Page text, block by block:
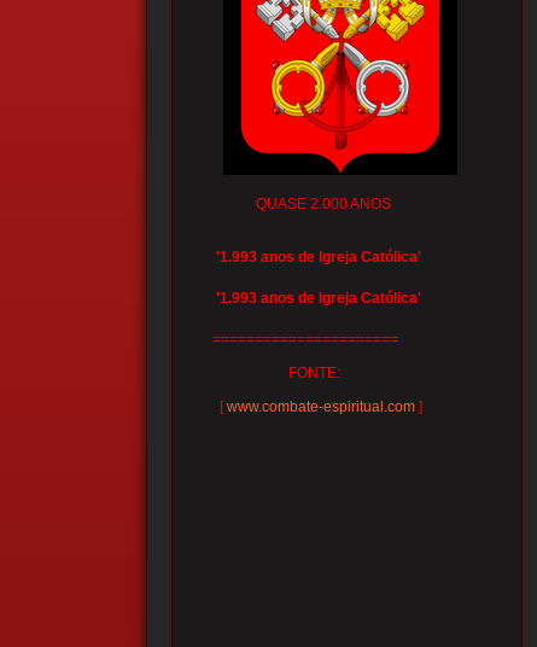
QUASE 2.000 ANOS
'1.993 anos de Igreja Católica'
'1.993 anos de Igreja Católica'
======================
FONTE:
[www.combate-espiritual.com ]